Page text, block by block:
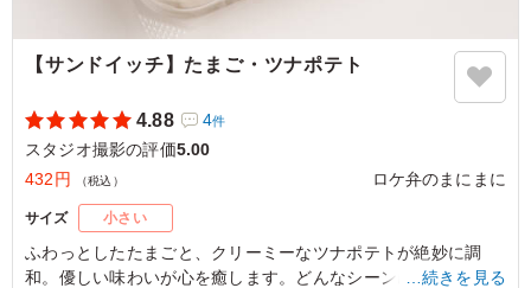
【サンドイッチ】たまご・ツナポテト
4.88 4件
スタジオ撮影の評価5.00
432円
（税込） ロケ弁のまにまに
サイズ 小さい
ふわっとしたたまごと、クリーミーなツナポテトが絶妙に調
和。優しい味わいが心を癒します。どんなシーンにもぴったり
…続きを見る